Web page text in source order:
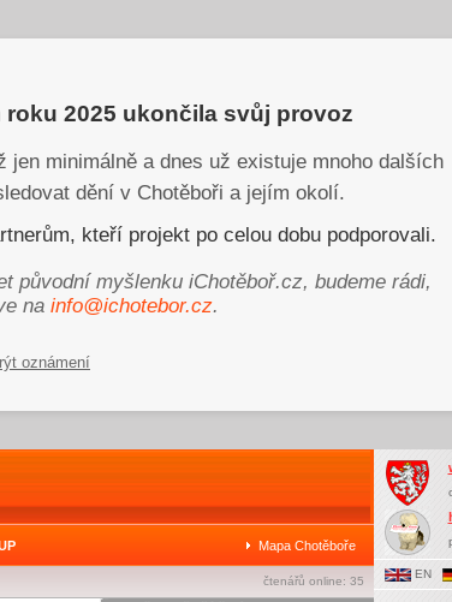
2025 ukončila svůj provoz
minimálně a dnes už existuje mnoho dalších
dění v Chotěboři a jejím okolí.
kteří projekt po celou dobu podporovali.
původní myšlenku iChotěboř.cz, budeme rádi,
na info@ichotebor.cz.
oznámení
Mapa Chotěboře
čtenářů online: 35
EN